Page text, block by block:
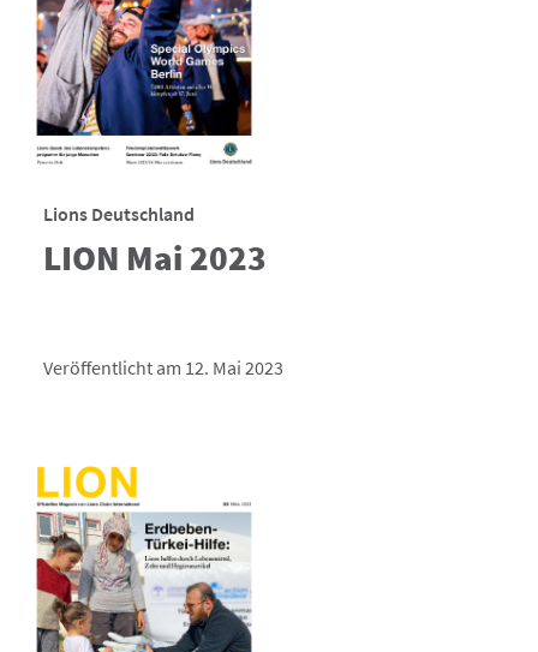
Lions Deutschland
LION Mai 2023
Veröffentlicht am 12. Mai 2023